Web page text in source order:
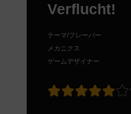
Verflucht!
テーマ/フレーバー
メカニクス
ゲームデザイナー